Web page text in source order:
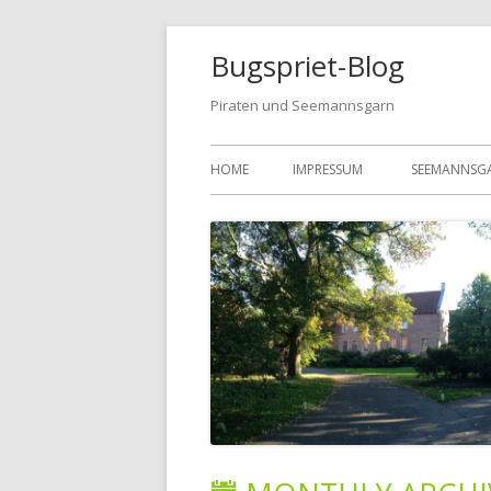
Bugspriet-Blog
Piraten und Seemannsgarn
HOME IMPRESSUM